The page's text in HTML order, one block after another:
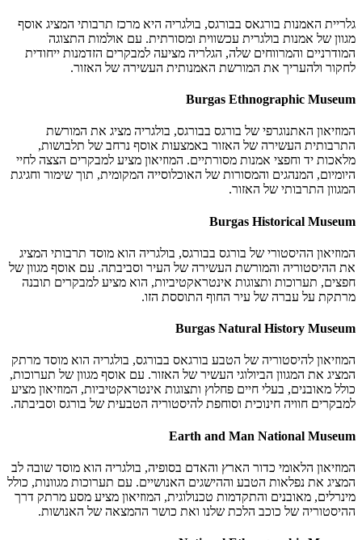
גלריית האמנות בורגאס בבורגס, בולגריה היא מרכז תרבותי המציג אוסף
מגוון של אמנות בולגרית עכשווית ומסורתית. עם אולמות התצוגה
המודרניים והמרווחים שלה, הגלריה מציעה למבקרים הזדמנות ייחודית
לחקור ולהעריך את המורשת האמנותית העשירה של האזור.
Burgas Ethnographic Museum
המוזיאון האתנוגרפי של בורגס בבורגס, בולגריה מציג את המורשת
התרבותית העשירה של האזור באמצעות אוסף נרחב של תלבושות,
מלאכות יד וחפצי אמנות מסורתיים. המוזיאון מציע למבקרים הצצה לחיי
היומיום, המנהגים והמסורות של האוכלוסייה המקומית, תוך שימור וחגיגת
המגוון התרבותי של האזור.
Burgas Historical Museum
המוזיאון ההיסטורי של בורגס בבורגס, בולגריה הוא מוסד תרבותי המציג
את ההיסטוריה והמורשת העשירה של העיר וסביבתה. עם אוסף מגוון של
חפצים, תערוכות ותצוגות אינטראקטיביות, הוא מציע למבקרים תובנה
מרתקת על עברה של עיר החוף התוססת הזו.
Burgas Natural History Museum
המוזיאון להיסטוריה של הטבע בורגאס בבורגס, בולגריה הוא מוסד מרתק
המציג את המגוון הביולוגי העשיר של האזור. עם אוסף מגוון של תערוכות,
כולל מאובנים, בעלי חיים פחלוץ ותצוגות אינטראקטיביות, המוזיאון מציע
למבקרים חוויה חינוכית וסוחפת להיסטוריה הטבעית של בורגס וסביבתה.
Earth and Man National Museum
המוזיאון הלאומי כדור הארץ והאדם בסופיה, בולגריה הוא מוסד שובה לב
המציג את נפלאות הטבע וההישגים האנושיים. עם תערוכות מגוונות, כולל
מינרלים, מאובנים והתקדמות טכנולוגית, המוזיאון מציע מסע מרתק דרך
ההיסטוריה של כוכב הלכת שלנו ואת כושר ההמצאה של האנושות.